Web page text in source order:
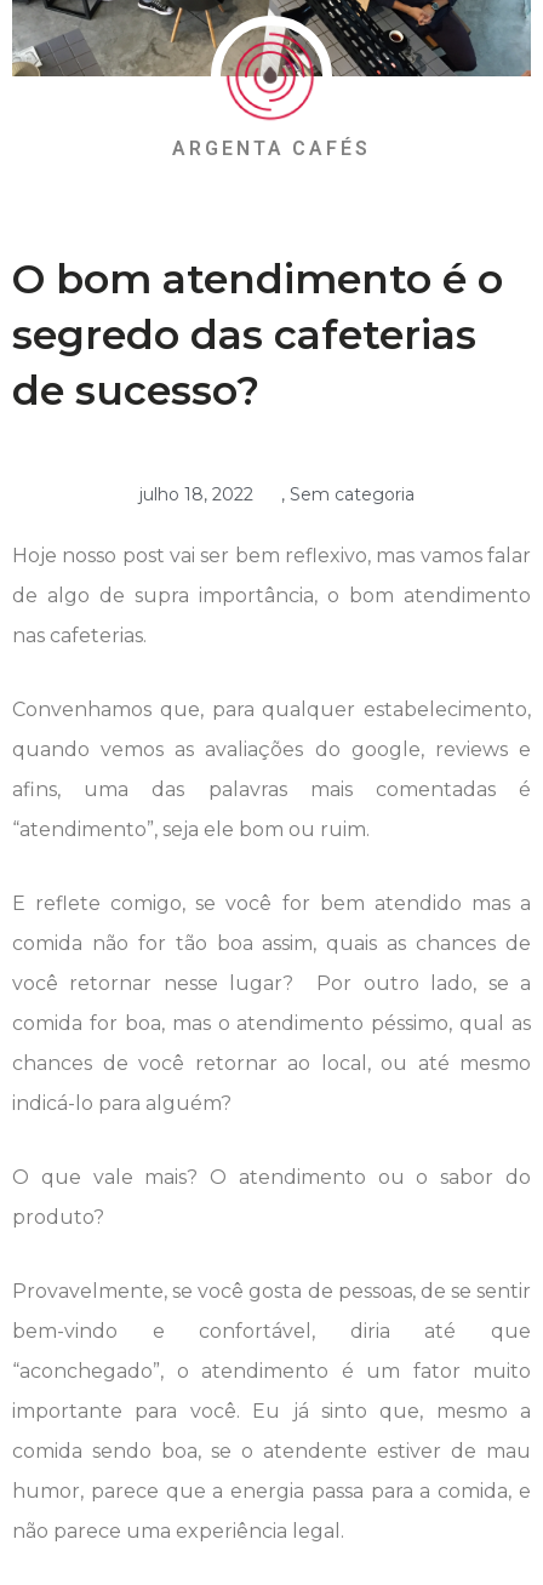
ARGENTA CAFÉS
O bom atendimento é o
segredo das cafeterias
de sucesso?
julho 18, 2022 , Sem categoria
Hoje nosso post vai ser bem reflexivo, mas vamos falar
de algo de supra importância, o bom atendimento
nas cafeterias.
Convenhamos que, para qualquer estabelecimento,
quando vemos as avaliações do google, reviews e
afins, uma das palavras mais comentadas é
“atendimento”, seja ele bom ou ruim.
E reflete comigo, se você for bem atendido mas a
comida não for tão boa assim, quais as chances de
você retornar nesse lugar? Por outro lado, se a
comida for boa, mas o atendimento péssimo, qual as
chances de você retornar ao local, ou até mesmo
indicá-lo para alguém?
O que vale mais? O atendimento ou o sabor do
produto?
Provavelmente, se você gosta de pessoas, de se sentir
bem-vindo e confortável, diria até que
“aconchegado”, o atendimento é um fator muito
importante para você. Eu já sinto que, mesmo a
comida sendo boa, se o atendente estiver de mau
humor, parece que a energia passa para a comida, e
não parece uma experiência legal.